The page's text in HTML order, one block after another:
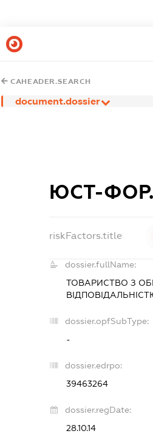
CAHEADER.SEARCH
document.dossier
ЮСТ-ФОР.
riskFactors.title
dossier.fullName:
ТОВАРИСТВО З
dossier.opfSubType:
-
dossier.edrpo:
39463264
dossier.regDate:
28.10.14